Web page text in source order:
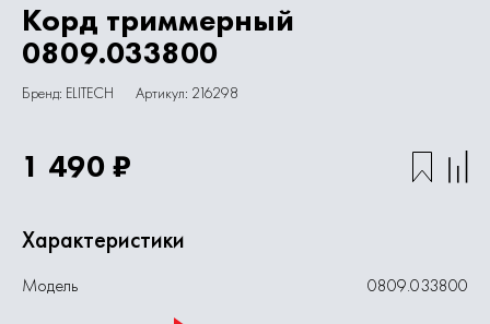
Корд триммерный
0809.033800
Бренд: ELITECH Артикул: 216298
1 490 ₽
Характеристики
Модель 0809.033800